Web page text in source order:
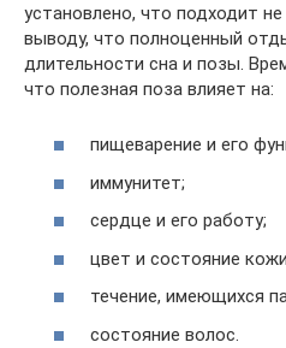
установлено, что подходит
выводу, что полноценный
длительности сна и позы.
что полезная поза влияет на:
пищеварение и его
иммунитет;
сердце и его работу;
цвет и состояние
течение, имеющихся
состояние волос.